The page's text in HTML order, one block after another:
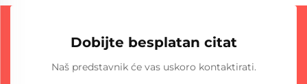
Dobijte besplatan citat
Naš predstavnik će vas uskoro kontaktirati.